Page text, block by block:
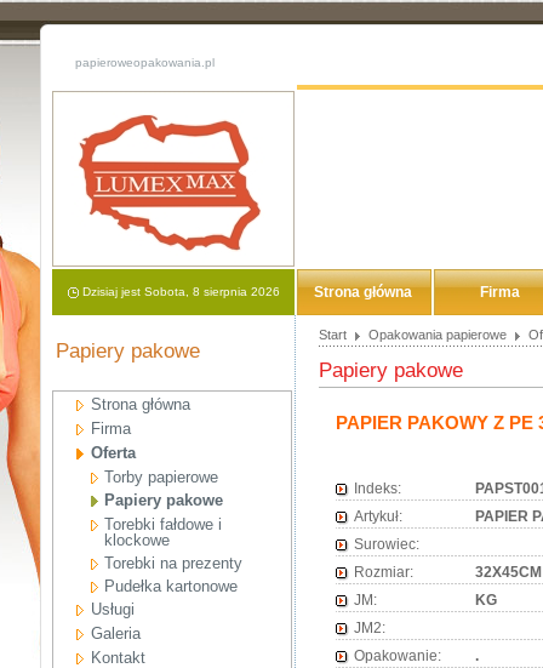
papieroweopakowania.pl
Dzisiaj jest Sobota, 8 sierpnia 2026 Strona główna Firma
Papiery pakowe
Strona główna
Firma
Oferta
Torby papierowe
Papiery pakowe
Torebki fałdowe i
klockowe
Torebki na prezenty
Pudełka kartonowe
Usługi
Galeria
Kontakt
Start Opakowania papierowe
Papiery pakowe
PAPIER PAKOWY Z PE
Indeks:
Artykuł:
PAPIER
Surowiec:
Rozmiar:
32X45CM
JM:
KG
JM2:
Opakowanie:
.